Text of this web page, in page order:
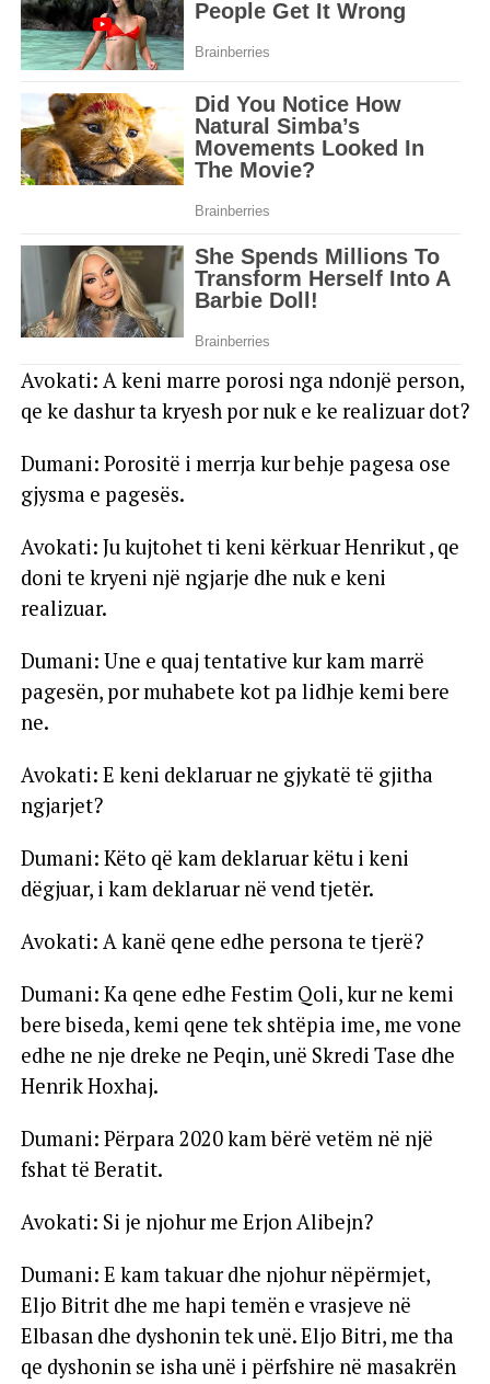
Avokati: A keni marre porosi nga ndonjë person,
qe ke dashur ta kryesh por nuk e ke realizuar dot?
Dumani: Porositë i merrja kur behje pagesa ose
gjysma e pagesës.
Avokati: Ju kujtohet ti keni kërkuar Henrikut , qe
doni te kryeni një ngjarje dhe nuk e keni
realizuar.
Dumani: Une e quaj tentative kur kam marrë
pagesën, por muhabete kot pa lidhje kemi bere
ne.
Avokati: E keni deklaruar ne gjykatë të gjitha
ngjarjet?
Dumani: Këto që kam deklaruar këtu i keni
dëgjuar, i kam deklaruar në vend tjetër.
Avokati: A kanë qene edhe persona te tjerë?
Dumani: Ka qene edhe Festim Qoli, kur ne kemi
bere biseda, kemi qene tek shtëpia ime, me vone
edhe ne nje dreke ne Peqin, unë Skredi Tase dhe
Henrik Hoxhaj.
Dumani: Përpara 2020 kam bërë vetëm në një
fshat të Beratit.
Avokati: Si je njohur me Erjon Alibejn?
Dumani: E kam takuar dhe njohur nëpërmjet,
Eljo Bitrit dhe me hapi temën e vrasjeve në
Elbasan dhe dyshonin tek unë. Eljo Bitri, me tha
qe dyshonin se isha unë i përfshire në masakrën